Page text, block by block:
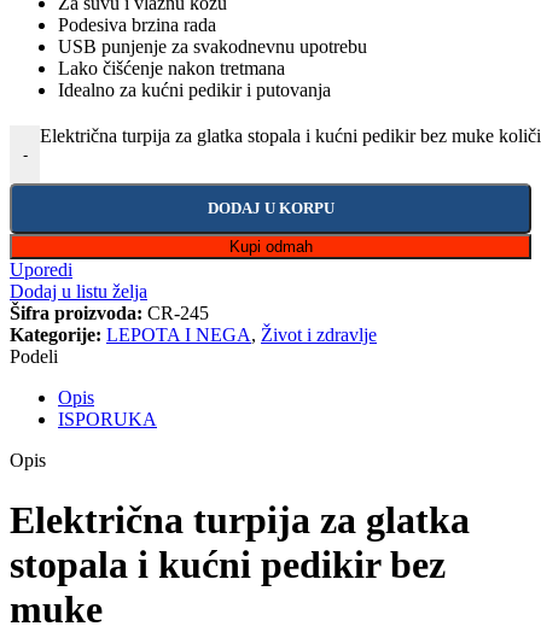
Podesiva brzina rada
USB punjenje za svakodnevnu upotrebu
Lako čišćenje nakon tretmana
Idealno za kućni pedikir i putovanja
-
Električna turpija za glatka stopala i kućni pedikir bez muke
DODAJ U KORPU
Kupi odmah
Uporedi
Dodaj u listu želja
Šifra proizvoda: CR-245
Kategorije: LEPOTA I NEGA, Život i zdravlje
Podeli
Opis
ISPORUKA
Opis
Električna turpija za glatka
stopala i kućni pedikir bez
muke